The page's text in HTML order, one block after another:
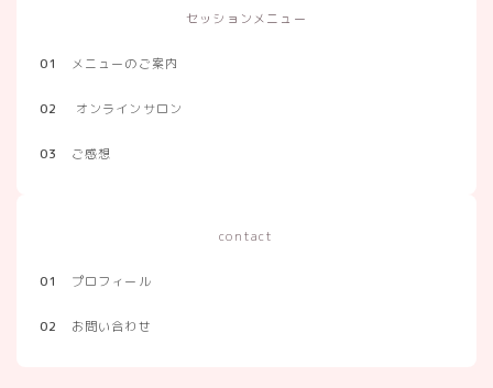
セッションメニュー
01 メニューのご案内
02 オンラインサロン
03 ご感想
contact
01 プロフィール
02 お問い合わせ